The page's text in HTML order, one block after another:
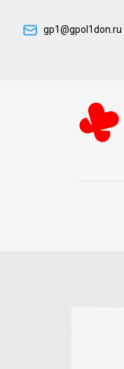
gp1@gpol1don.ru